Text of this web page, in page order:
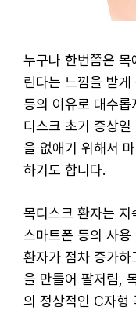
누구나 한번쯤은
린다는 느낌을 받게
등의 이유로 대수
디스크 초기 증상
을 없애기 위해서
하기도 합니다.
목디스크 환자는
스마트폰 등의 사
환자가 점차 증가
을 만들어 팔저림,
의 정상적인 C자형